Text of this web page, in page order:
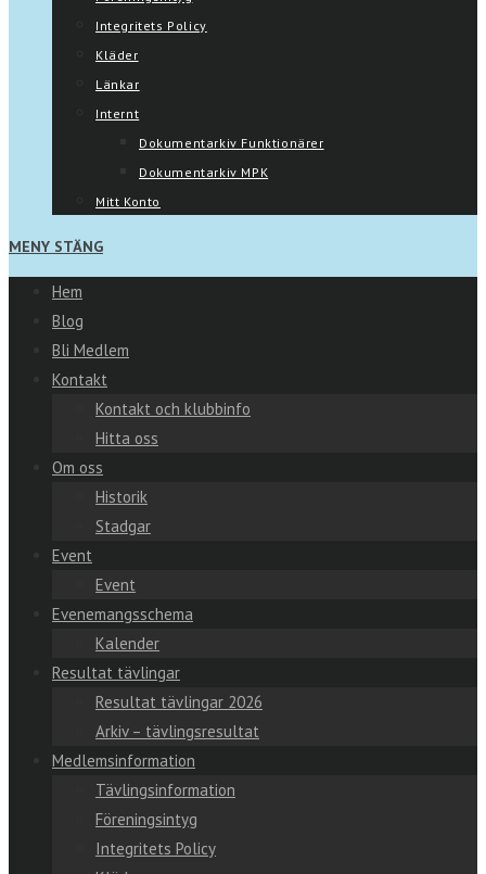
Integritets Policy
Kläder
Länkar
Internt
Dokumentarkiv Funktionärer
Dokumentarkiv MPK
Mitt Konto
MENY STÄNG
Hem
Blog
Bli Medlem
Kontakt
Kontakt och klubbinfo
Hitta oss
Om oss
Historik
Stadgar
Event
Event
Evenemangsschema
Kalender
Resultat tävlingar
Resultat tävlingar 2026
Arkiv – tävlingsresultat
Medlemsinformation
Tävlingsinformation
Föreningsintyg
Integritets Policy